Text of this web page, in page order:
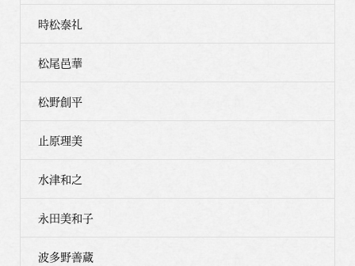
時松泰礼
松尾邑華
松野創平
止原理美
水津和之
永田美和子
波多野善蔵